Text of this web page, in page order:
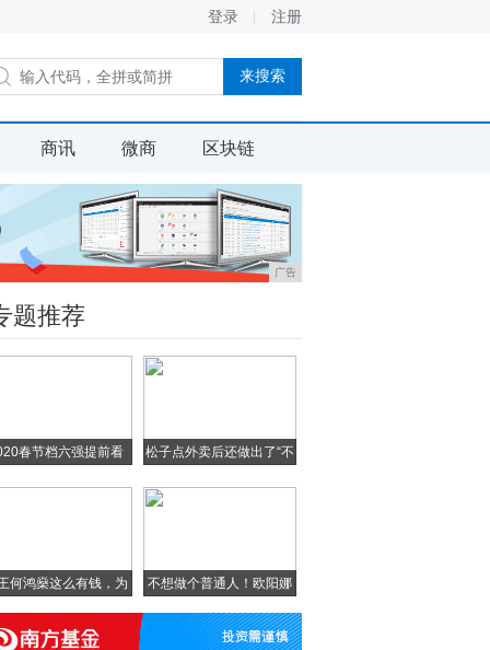
登录 注册
商讯 微商 区块链
广告
题推荐
春节档六强提前看 松子点外卖后还做出了“不
何鸿燊这么有钱，为
什
不想做个普通人！欧阳娜
娜